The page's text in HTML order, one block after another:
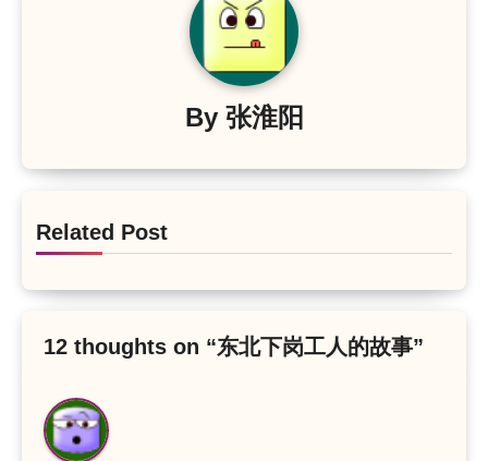
By 张淮阳
Related Post
12 thoughts on “东北下岗工人的故事”